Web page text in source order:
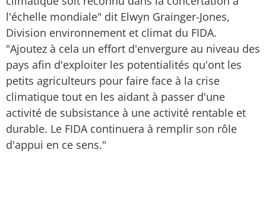
l'échelle mondiale" dit Elwyn Grainger-Jones,
Division environnement et climat du FIDA.
"Ajoutez à cela un effort d'envergure au niveau des
pays afin d'exploiter les potentialités qu'ont les
petits agriculteurs pour faire face à la crise
climatique tout en les aidant à passer d'une
activité de subsistance à une activité rentable et
durable. Le FIDA continuera à remplir son rôle
d'appui en ce sens."